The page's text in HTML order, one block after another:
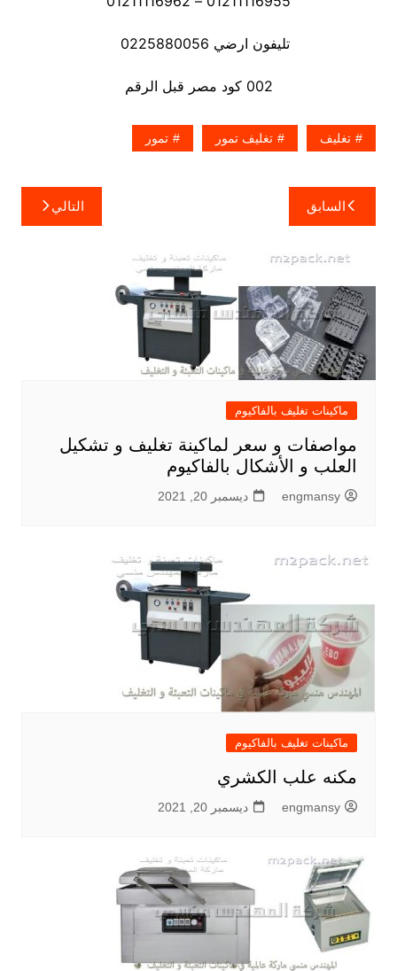
تليفون ارضي 0225880056
002 كود مصر قبل الرقم
تغليف تغليف تمور تمور
تصفّح
المقالات
السابق التالي
ماكينات تغليف بالفاكيوم
مواصفات و سعر لماكينة تغليف و تشكيل
العلب و الأشكال بالفاكيوم
engmansy ديسمبر 20, 2021
ماكينات تغليف بالفاكيوم
مكنه علب الكشري
engmansy ديسمبر 20, 2021